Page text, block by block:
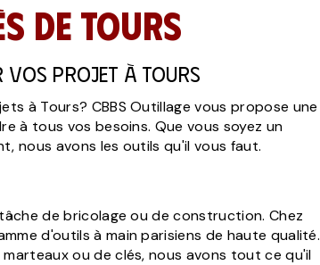
de Tours
vos projet à Tours
à Tours? CBBS Outillage vous propose une
à tous vos besoins. Que vous soyez un
nous avons les outils qu'il vous faut.
de bricolage ou de construction. Chez
d'outils à main parisiens de haute qualité.
ou de clés, nous avons tout ce qu'il